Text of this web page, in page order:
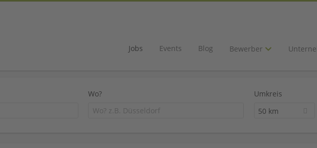
Jobs Events Blog Bewerber
Wo?
Umkreis
50 km